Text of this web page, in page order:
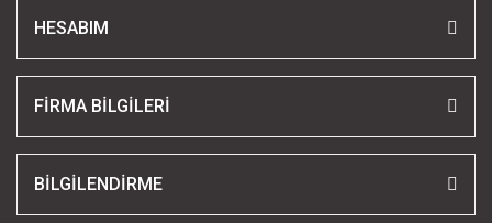
HESABIM
FİRMA BİLGİLERİ
BİLGİLENDİRME